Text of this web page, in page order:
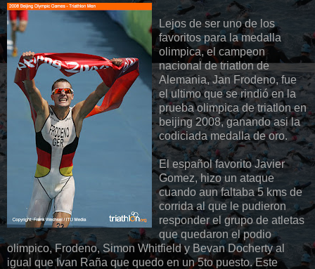
Lejos de ser uno de los
favoritos para la medalla
olimpica, el campeon
nacional de triatlon de
Alemania, Jan Frodeno, fue
el ultimo que se rindió en la
prueba olimpica de triatlon en
beijing 2008, ganando asi la
codiciada medalla de oro.
El español favorito Javier
Gomez, hizo un ataque
cuando aun faltaba 5 kms de
corrida al que le pudieron
responder el grupo de atletas
que quedaron el podio
olimpico, Frodeno, Simon Whitfield y Bevan Docherty al
igual que Ivan Raña que quedo en un 5to puesto. Este